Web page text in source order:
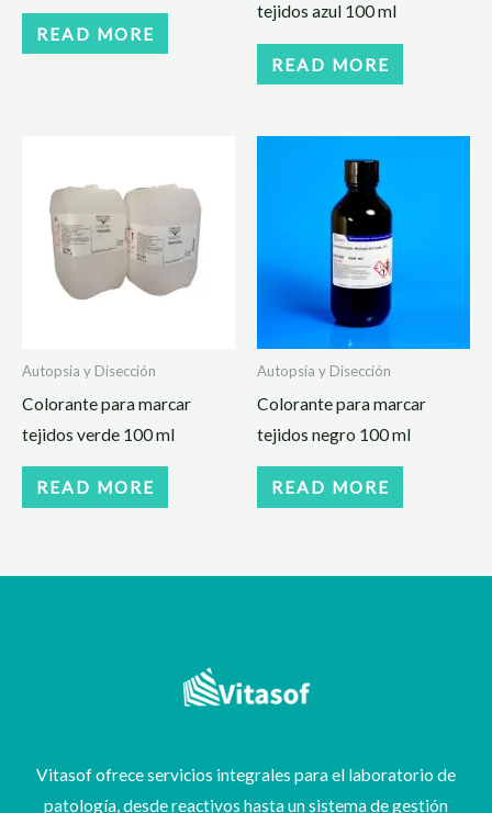
READ MORE
tejidos azul 100 ml
READ MORE
Autopsia y Disección
Colorante para marcar
tejidos verde 100 ml
READ MORE
Autopsia y Disección
Colorante para marcar
tejidos negro 100 ml
READ MORE
Vitasof ofrece servicios integrales para el laboratorio de
patología, desde reactivos hasta un sistema de gestión